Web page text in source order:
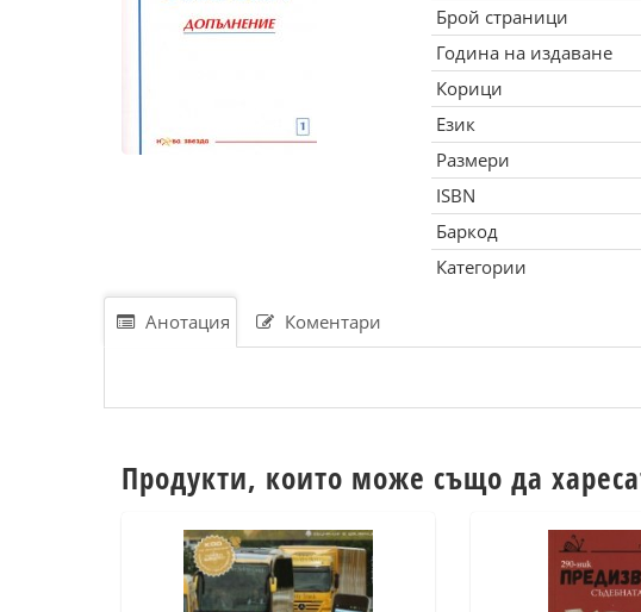
Брой страници
Година на издаване
Корици
Език
Размери
ISBN
Баркод
Категории
Анотация Коментари
Продукти, които може също да